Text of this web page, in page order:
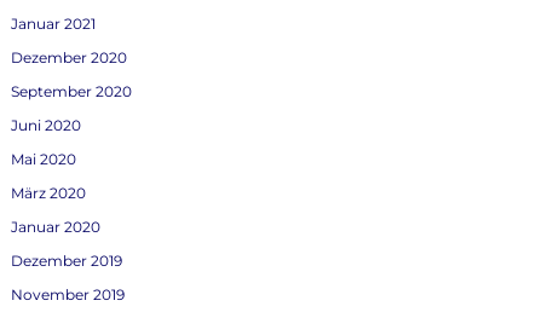
Januar 2021
Dezember 2020
September 2020
Juni 2020
Mai 2020
März 2020
Januar 2020
Dezember 2019
November 2019